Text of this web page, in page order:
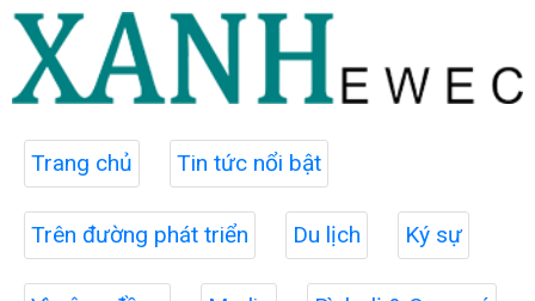
Trang chủ Tin tức nổi bật
Trên đường phát triển Du lịch Ký sự